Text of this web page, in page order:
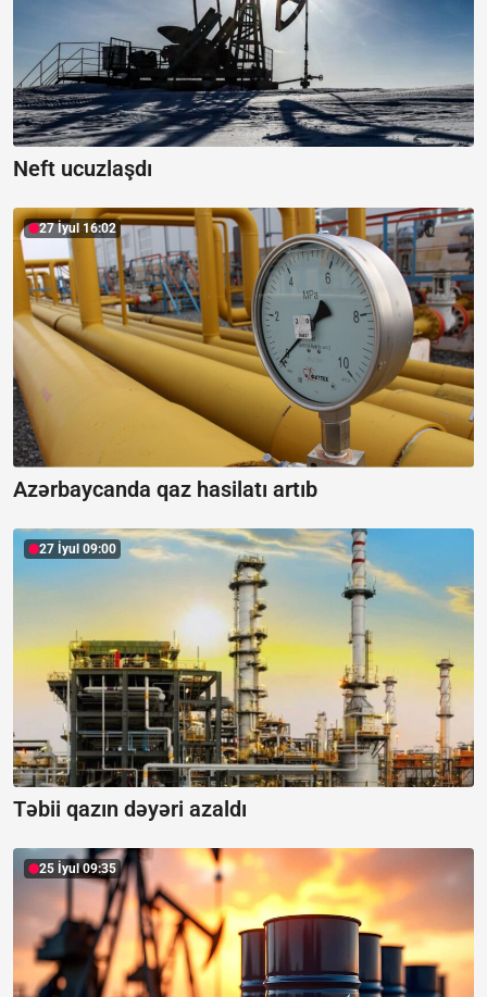
Neft ucuzlaşdı
27 İyul 16:02
Azərbaycanda qaz hasilatı artıb
27 İyul 09:00
Təbii qazın dəyəri azaldı
25 İyul 09:35